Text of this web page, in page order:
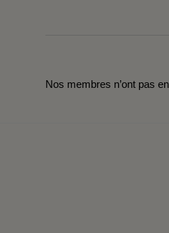
Nos membres n’ont pas